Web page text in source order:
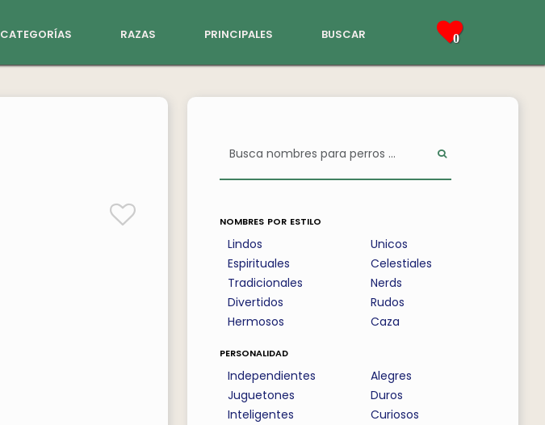
categorías razas principales buscar 0
nombres por estilo
Lindos
Espirituales
Tradicionales
Divertidos
Hermosos
Unicos
Celestiales
Nerds
Rudos
Caza
personalidad
Independientes
Juguetones
Inteligentes
Alegres
Duros
Curiosos